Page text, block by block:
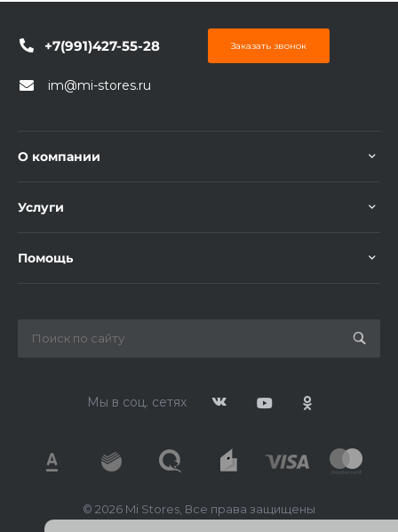
+7(991)427-55-28 Заказать звонок
im@mi-stores.ru
О компании
Услуги
Помощь
Мы в соц. сетях
© 2026 Mi Stores, Все права защищены